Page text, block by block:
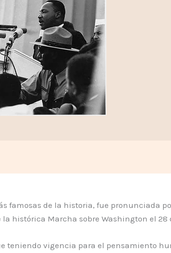
famosas de la historia, fue pronunciada
histórica Marcha sobre Washington el 28
teniendo vigencia para el pensamiento